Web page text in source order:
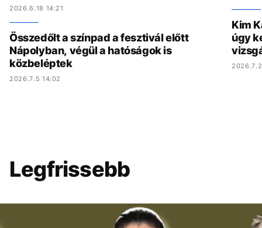
2026.6.18 14:21
Összedőlt a színpad a fesztivál előtt
Nápolyban, végül a hatóságok is
közbeléptek
2026.7.5 14:02
Kim
úgy
Legfrissebb